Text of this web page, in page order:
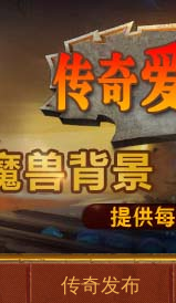
传奇发布